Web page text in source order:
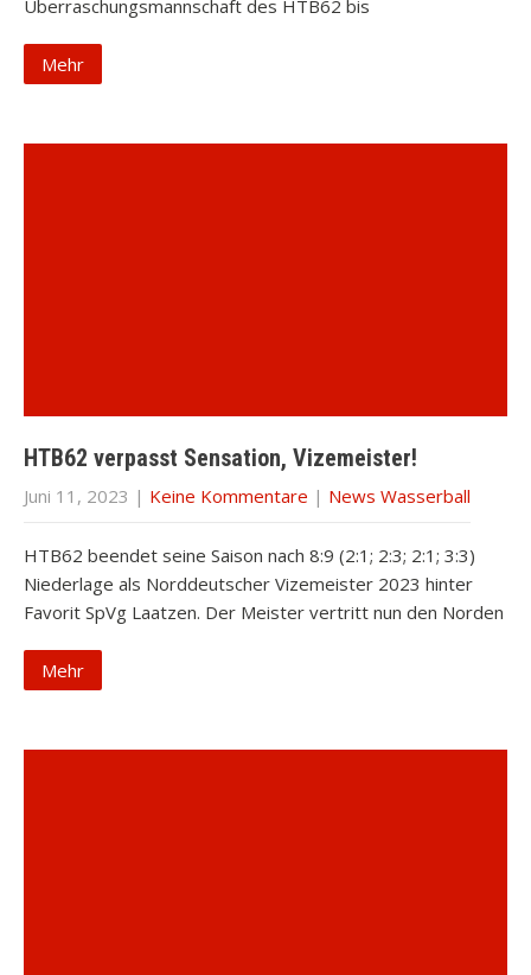
Überraschungsmannschaft des HTB62 bis
Mehr
HTB62 verpasst Sensation, Vizemeister!
Juni 11, 2023 | Keine Kommentare | News Wasserball
HTB62 beendet seine Saison nach 8:9 (2:1; 2:3; 2:1; 3:3)
Niederlage als Norddeutscher Vizemeister 2023 hinter
Favorit SpVg Laatzen. Der Meister vertritt nun den Norden
Mehr